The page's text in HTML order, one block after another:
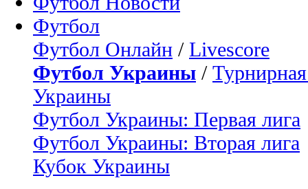
Футбол
Футбол Онлайн / Livescore
Футбол Украины /
Украины
Футбол Украины: Первая лига
Футбол Украины: Вторая лига
Кубок Украины